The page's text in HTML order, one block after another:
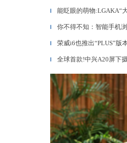
▎ 能眨眼的萌物:LGAKA“
▎ 你不得不知：智能手机
▎ 荣威i6也推出“PLUS”版
▎ 全球首款!中兴A20屏下